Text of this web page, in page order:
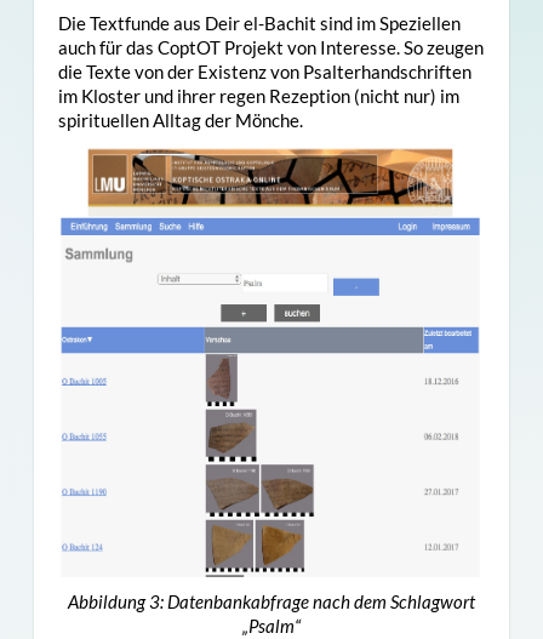
Die Textfunde aus Deir el-Bachit sind im Speziellen
auch für das CoptOT Projekt von Interesse. So zeugen
die Texte von der Existenz von Psalterhandschriften
im Kloster und ihrer regen Rezeption (nicht nur) im
spirituellen Alltag der Mönche.
Abbildung 3: Datenbankabfrage nach dem Schlagwort
„Psalm“